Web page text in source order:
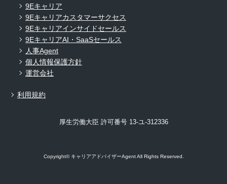
9Eキャリア
9Eキャリアカスタマーサクセス
9Eキャリアインサイドセールス
9EキャリアAI・SaaSセールス
人事Agent
個人情報保護方針
運営会社
利用規約
厚生労働大臣 許可番号 13-ユ-312336
Copyright© キャリアアドバイザーAgent All Rights Reserved.